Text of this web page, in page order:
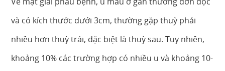
và có kích thước dưới 3cm, thường gặp thuỳ phải
nhiều hơn thuỳ trái, đặc biệt là thuỳ sau. Tuy nhiên,
khoảng 10% các trường hợp có nhiều u và khoảng 10-